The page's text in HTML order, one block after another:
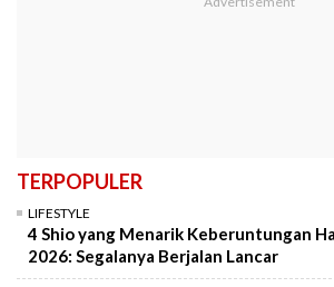
TERPOPULER
LIFESTYLE
4 Shio yang Menarik Keberuntungan
2026: Segalanya Berjalan Lancar